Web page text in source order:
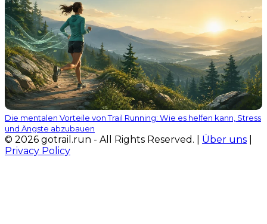
Die mentalen Vorteile von Trail Running: Wie es helfen kann, Stress
und Ängste abzubauen
© 2026 gotrail.run - All Rights Reserved. | Über uns
Privacy Policy